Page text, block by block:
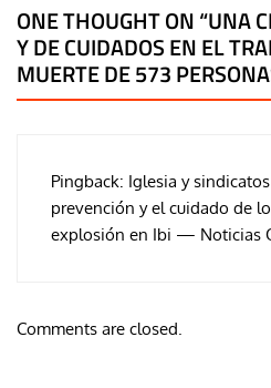
ONE THOUGHT ON “UNA
Y DE CUIDADOS EN EL
MUERTE DE 573
Pingback: Iglesia y
prevención y el cuidado de
explosión en Ibi — Noticias
Comments are closed.